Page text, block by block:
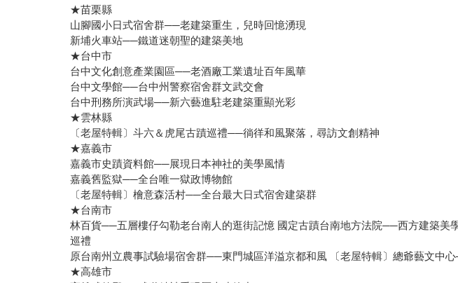
★苗栗縣
山腳國小日式宿舍群──老建築重生，兒時回憶湧現
新埔火車站──鐵道迷朝聖的建築美地
★台中市
台中文化創意產業園區──老酒廠工業遺址百年風華
台中文學館──台中州警察宿舍群文武交會
台中刑務所演武場──新六藝進駐老建築重顯光彩
★雲林縣
〔老屋特輯〕斗六＆虎尾古蹟巡禮──徜徉和風聚落，尋訪文創精神
★嘉義市
嘉義市史蹟資料館──展現日本神社的美學風情
嘉義舊監獄──全台唯一獄政博物館
〔老屋特輯〕檜意森活村──全台最大日式宿舍建築群
★台南市
林百貨──五層樓仔勾勒老台南人的逛街記憶 國定古蹟台南地方法院──西方建築
巡禮
原台南州立農事試驗場宿舍群──東門城區洋溢京都和風 〔老屋特輯〕總爺藝文中
★高雄市